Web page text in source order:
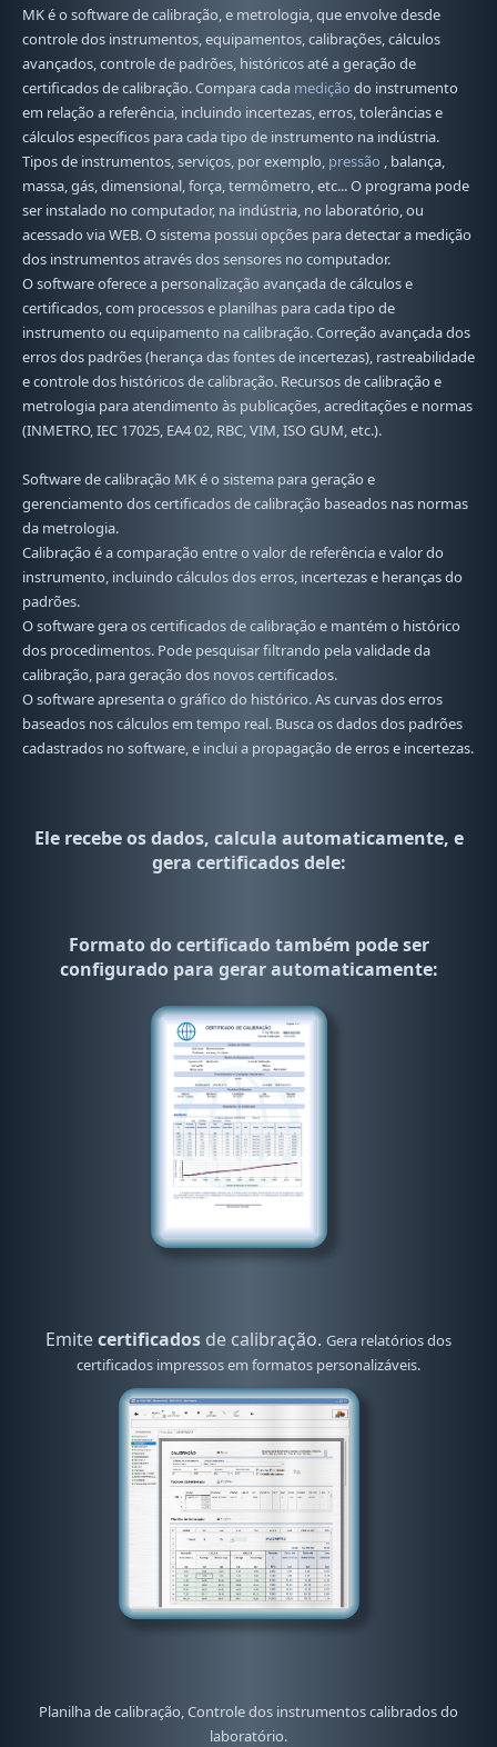
MK é o software de calibração, e metrologia, que envolve desde
controle dos instrumentos, equipamentos, calibrações, cálculos
avançados, controle de padrões, históricos até a geração de
certificados de calibração. Compara cada medição do instrumento
em relação a referência, incluindo incertezas, erros, tolerâncias e
cálculos específicos para cada tipo de instrumento na indústria.
Tipos de instrumentos, serviços, por exemplo, pressão , balança,
massa, gás, dimensional, força, termômetro, etc... O programa pode
ser instalado no computador, na indústria, no laboratório, ou
acessado via WEB. O sistema possui opções para detectar a medição
dos instrumentos através dos sensores no computador.
O software oferece a personalização avançada de cálculos e
certificados, com processos e planilhas para cada tipo de
instrumento ou equipamento na calibração. Correção avançada dos
erros dos padrões (herança das fontes de incertezas), rastreabilidade
e controle dos históricos de calibração. Recursos de calibração e
metrologia para atendimento às publicações, acreditações e normas
(INMETRO, IEC 17025, EA4 02, RBC, VIM, ISO GUM, etc.).
Software de calibração MK é o sistema para geração e
gerenciamento dos certificados de calibração baseados nas normas
da metrologia.
Calibração é a comparação entre o valor de referência e valor do
instrumento, incluindo cálculos dos erros, incertezas e heranças do
padrões.
O software gera os certificados de calibração e mantém o histórico
dos procedimentos. Pode pesquisar filtrando pela validade da
calibração, para geração dos novos certificados.
O software apresenta o gráfico do histórico. As curvas dos erros
baseados nos cálculos em tempo real. Busca os dados dos padrões
cadastrados no software, e inclui a propagação de erros e incertezas.
Ele recebe os dados, calcula automaticamente, e
gera certificados dele:
Formato do certificado também pode ser
configurado para gerar automaticamente:
Emitecertificados de calibração. Gera relatórios dos
certificados impressos em formatos personalizáveis.
Planilha de calibração, Controle dos instrumentos calibrados do
laboratório.